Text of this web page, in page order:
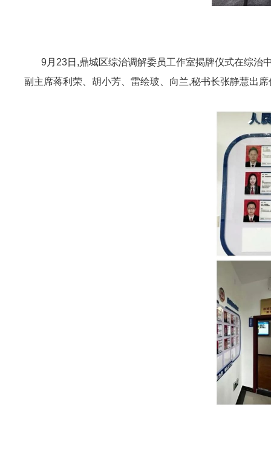
9月23日,鼎城区综治调解委员工作室揭牌仪式在综治
副主席蒋利荣、胡小芳、雷绘玻、向兰,秘书长张静慧出席